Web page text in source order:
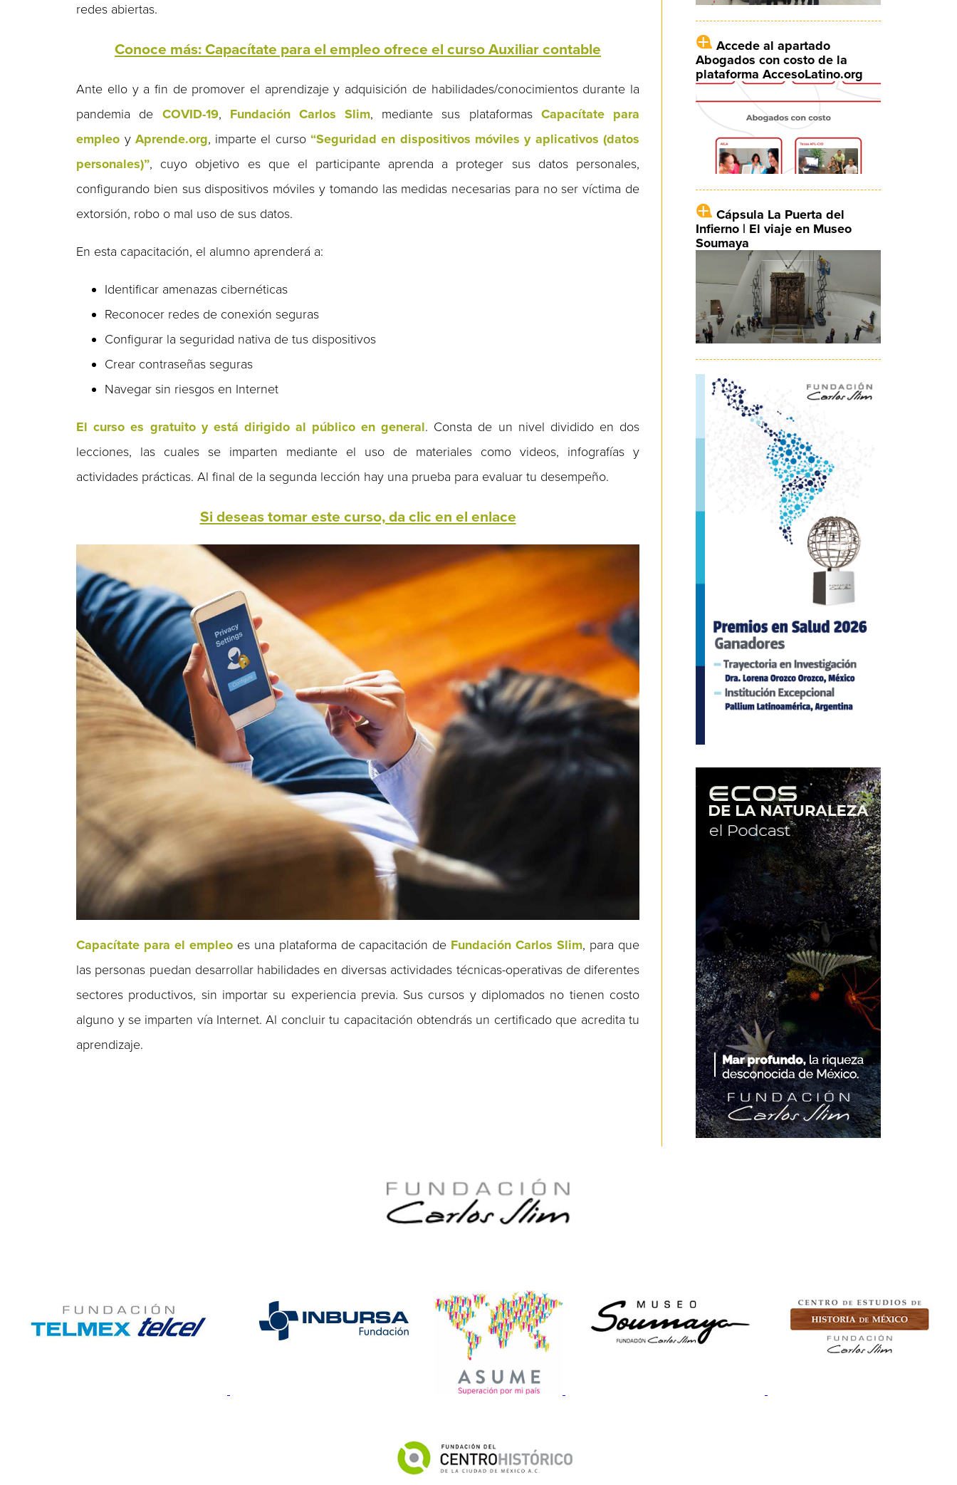
redes abiertas.
Conoce más: Capacítate para el empleo ofrece el curso Auxiliar contable
Ante ello y a fin de promover el aprendizaje y adquisición de habilidades/conocimientos durante la
pandemia de COVID-19, Fundación Carlos Slim, mediante sus plataformas Capacítate para
empleo y Aprende.org, imparte el curso“Seguridad en dispositivos móviles y aplicativos (datos
personales)”, cuyo objetivo es que el participante aprenda a proteger sus datos personales,
configurando bien sus dispositivos móviles y tomando las medidas necesarias para no ser víctima de
extorsión, robo o mal uso de sus datos.
En esta capacitación, el alumno aprenderá a:
Identificar amenazas cibernéticas
Reconocer redes de conexión seguras
Configurar la seguridad nativa de tus dispositivos
Crear contraseñas seguras
Navegar sin riesgos en Internet
El curso es gratuito y está dirigido al público en general. Consta de un nivel dividido en dos
lecciones, las cuales se imparten mediante el uso de materiales como videos, infografías y
actividades prácticas. Al final de la segunda lección hay una prueba para evaluar tu desempeño.
Si deseas tomar este curso, da clic en el enlace
Capacítate para el empleoes una plataforma de capacitación de Fundación Carlos Slim, para que
las personas puedan desarrollar habilidades en diversas actividades técnicas-operativas de diferentes
sectores productivos, sin importar su experiencia previa. Sus cursos y diplomados no tienen costo
alguno y se imparten vía Internet. Al concluir tu capacitación obtendrás un certificado que acredita tu
aprendizaje.
Accede al apartado
Abogados con costo de la
plataforma AccesoLatino.org
Cápsula La Puerta del
Infierno | El viaje en Museo
Soumaya